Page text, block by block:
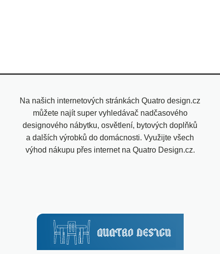
Na našich internetových stránkách Quatro design.cz
můžete najít super vyhledávač nadčasového
designového nábytku, osvětlení, bytových doplňků
a dalších výrobků do domácnosti. Využijte všech
výhod nákupu přes internet na Quatro Design.cz.